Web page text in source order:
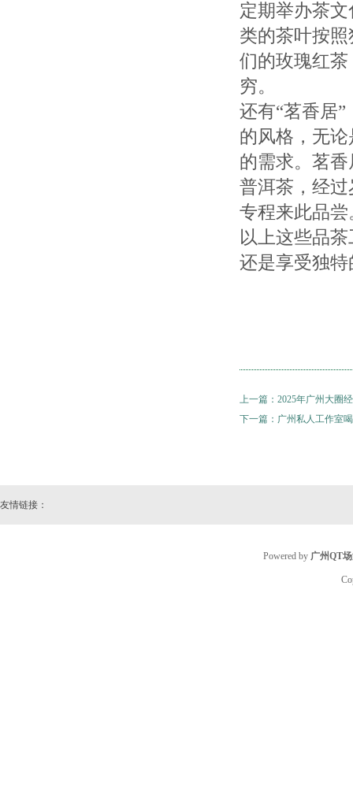
定期举办茶
类的茶叶按
们的玫瑰红
穷。
还有“茗香居
的风格，无
的需求。茗
普洱茶，经
专程来此品尝
以上这些品
还是享受独
上一篇： 2025年广州大圈
下一篇： 广州私人工作室
友情链接：
Powered by 广州QT